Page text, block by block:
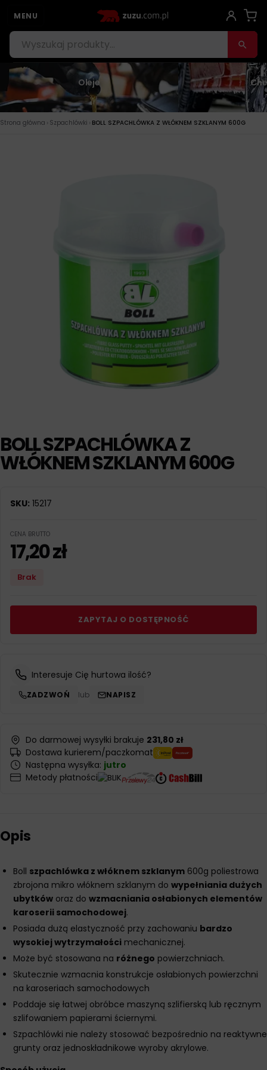
MENU
Oleje
Strona główna › Szpachlówki › BOLL SZPACHLÓWKA Z WŁÓKNEM SZKLANYM 600G
BOLL SZPACHLÓWKA Z
WŁÓKNEM SZKLANYM 600G
SKU: 15217
CENA BRUTTO
17,20zł
Brak
ZAPYTAJ O DOSTĘPNOŚĆ
Interesuje Cię hurtowa ilość?
ZADZWOŃ lub NAPISZ
Do darmowej wysyłki brakuje 231,80 zł
Dostawa kurierem/paczkomat
Następna wysyłka: jutro
Metody płatności
Opis
Boll szpachlówka z włóknem szklanym 600g poliestrowa
zbrojona mikro włóknem szklanym do wypełniania dużych
ubytków oraz do wzmacniania osłabionych elementów
karoserii samochodowej.
Posiada dużą elastyczność przy zachowaniu bardzo
wysokiej wytrzymałości mechanicznej.
Może być stosowana na różnego powierzchniach.
Skutecznie wzmacnia konstrukcje osłabionych powierzchni
na karoseriach samochodowych
Poddaje się łatwej obróbce maszyną szlifierską lub ręcznym
szlifowaniem papierami ściernymi.
Szpachlówki nie należy stosować bezpośrednio na reaktywne
grunty oraz jednoskładnikowe wyroby akrylowe.